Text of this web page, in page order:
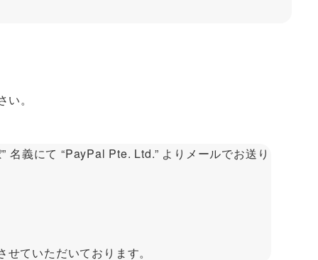
。
義にて “PayPal Pte. Ltd.” よりメールでお送り
ていただいております。